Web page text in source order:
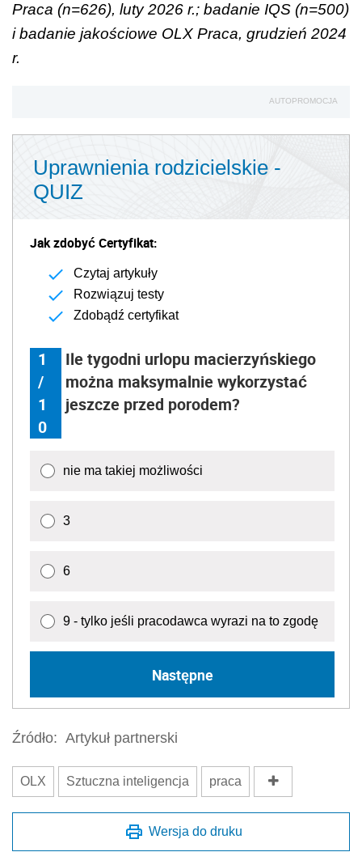
Praca (n=626), luty 2026 r.; badanie IQS (n=500)
i badanie jakościowe OLX Praca, grudzień 2024
r.
AUTOPROMOCJA
Uprawnienia rodzicielskie -
QUIZ
Jak zdobyć Certyfikat:
Czytaj artykuły
Rozwiązuj testy
Zdobądź certyfikat
1
/
1
0
Ile tygodni urlopu macierzyńskiego
można maksymalnie wykorzystać
jeszcze przed porodem?
nie ma takiej możliwości
3
6
9 - tylko jeśli pracodawca wyrazi na to zgodę
Następne
Źródło: Artykuł partnerski
OLX Sztuczna inteligencja praca
Wersja do druku